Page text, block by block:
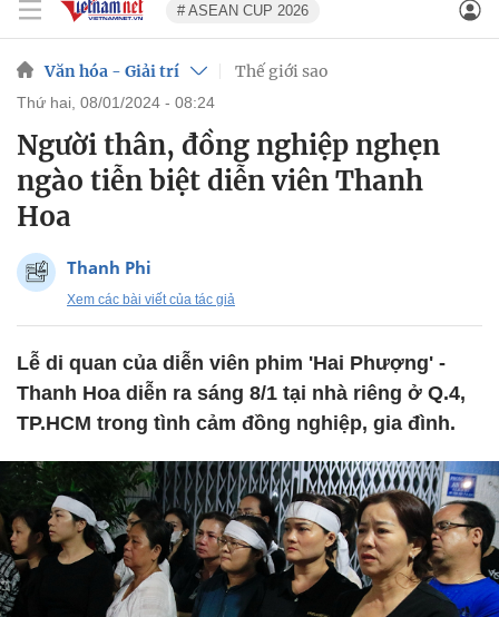
# ASEAN CUP 2026
Văn hóa - Giải trí Thế giới sao
thứ hai, 08/01/2024 - 08:24
Người thân, đồng nghiệp nghẹn
ngào tiễn biệt diễn viên Thanh
Hoa
Thanh Phi
Xem các bài viết của tác giả
Lễ di quan của diễn viên phim 'Hai Phượng' -
Thanh Hoa diễn ra sáng 8/1 tại nhà riêng ở Q.4,
TP.HCM trong tình cảm đồng nghiệp, gia đình.